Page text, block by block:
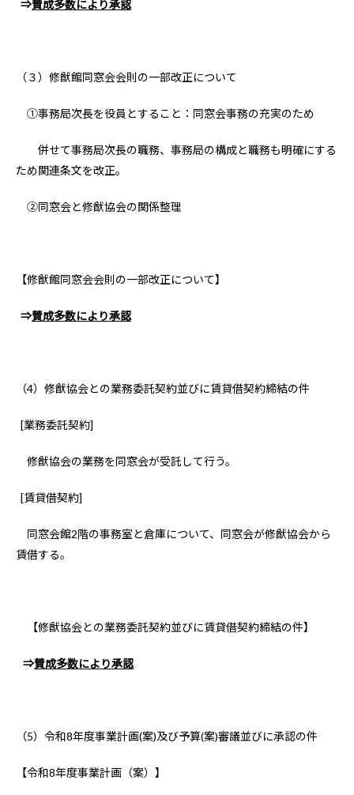
⇒賛成多数により承認
（３）修猷館同窓会会則の一部改正について
①事務局次長を役員とすること：同窓会事務の充実のため
併せて事務局次長の職務、事務局の構成と職務も明確にする
ため関連条文を改正。
②同窓会と修猷協会の関係整理
【修猷館同窓会会則の一部改正について】
⇒賛成多数により承認
（4）修猷協会との業務委託契約並びに賃貸借契約締結の件
[業務委託契約]
修猷協会の業務を同窓会が受託して行う。
[賃貸借契約]
同窓会館2階の事務室と倉庫について、同窓会が修猷協会から
賃借する。
【修猷協会との業務委託契約並びに賃貸借契約締結の件】
⇒賛成多数により承認
（5）令和8年度事業計画(案)及び予算(案)審議並びに承認の件
【令和8年度事業計画（案）】